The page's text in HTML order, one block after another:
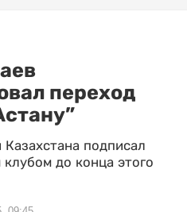
переход
подписал
до конца этого